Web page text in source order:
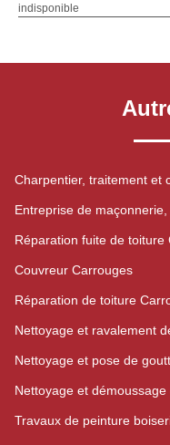
indisponible
Charpentier, traitement et
Entreprise de
Réparation fuite de toiture
Couvreur Carrouges
Réparation de toiture
Nettoyage et ravalement
Nettoyage et pose de
Nettoyage et
Travaux de peinture